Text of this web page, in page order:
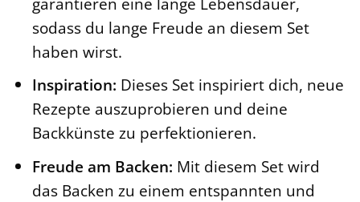
sodass du lange Freude an diesem Set
haben wirst.
Inspiration: Dieses Set inspiriert dich, neue
Rezepte auszuprobieren und deine
Backkünste zu perfektionieren.
Freude am Backen: Mit diesem Set wird
das Backen zu einem entspannten und